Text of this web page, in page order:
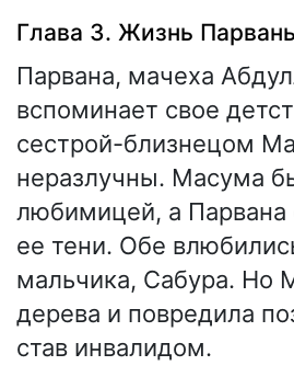
Глава 3. Жизнь
Парвана, мачеха
вспоминает свое
сестрой-близнецом
неразлучны. Масума
любимицей, а Парвана
ее тени. Обе
мальчика, Сабура. Но
дерева и повредила
став инвалидом.